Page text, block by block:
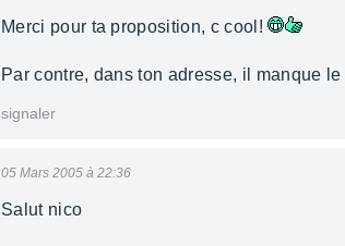
Merci pour ta proposition, c cool!
Par contre, dans ton adresse, il manque
signaler
05 Mars 2005 à 22:36
Salut nico